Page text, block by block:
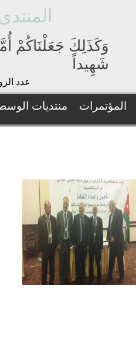
وَكَذَلِكَ جَعَلْنَاكُمْ
شَهِيداً
عدد
المؤتمرات منتديات